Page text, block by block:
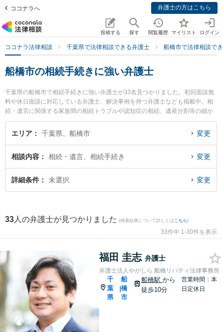
ココナラへ 弁護士の方はこちら
投稿する 探す 閲覧履歴 マイリスト ログイン
ココナラ法律相談 千葉県で法律相談できる弁護士 船橋市で法律相談で
船橋市の相続手続きに強い弁護士
千葉県の船橋市で相続手続きに強い弁護士が33名見つかりました。初回面談無
料や休日面談に対応している弁護士、解決事例を持つ弁護士なども掲載中。相
続・遺言に関係する家族間の相続トラブルや認知症の相続、遺産分割等の細か
な分野での絞り込み検索もでき便利です。特に弁護士法人やがしら 船橋リバテ
ィ法律事務所の福田 圭志弁護士や弁護士法人心 船橋法律事務所の鳥光 翼弁護
ブルを今すぐに弁護士に相談したい』『相続手続きのトラブル解決の実績豊富
な近くの弁護士を検索したい』『初回相談無料で相続手続きを法律相談できる
船橋市内の弁護士に相談予約したい』などでお困りの相談者さんにおすすめで
エリア 千葉県、船橋市 変更
相談内容 相続・遺言、相続手続き 変更
詳細条件 未選択 変更
33 人の弁護士が見つかりました (検索結果について詳しくは こちら)
33件中 1-30件を表示
福田 圭志 弁護士
弁護士法人やがしら 船橋リバティ法律事務所
千
葉
県
|
船
橋
市
船橋駅 から
徒歩10分
営業時間：本
日定休日